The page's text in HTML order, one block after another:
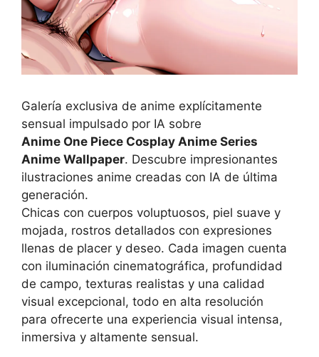
Galería exclusiva de anime explícitamente
sensual impulsado por IA sobre
Anime One Piece Cosplay Anime Series
Anime Wallpaper. Descubre impresionantes
ilustraciones anime creadas con IA de última
generación.
Chicas con cuerpos voluptuosos, piel suave y
mojada, rostros detallados con expresiones
llenas de placer y deseo. Cada imagen cuenta
con iluminación cinematográfica, profundidad
de campo, texturas realistas y una calidad
visual excepcional, todo en alta resolución
para ofrecerte una experiencia visual intensa,
inmersiva y altamente sensual.